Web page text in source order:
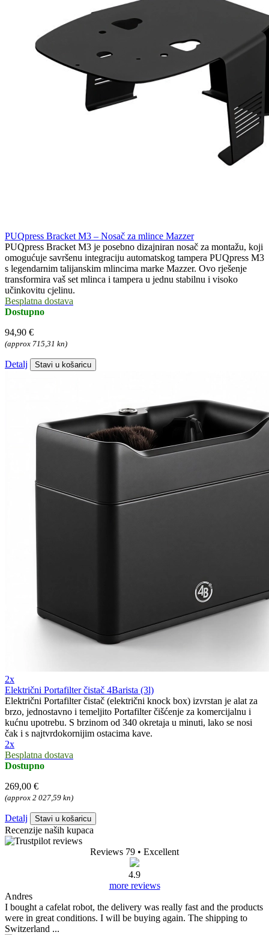
PUQpress Bracket M3 – Nosač za mlince Mazzer
PUQpress Bracket M3 je posebno dizajniran nosač za montažu, koji
omogućuje savršenu integraciju automatskog tampera PUQpress M3
s legendarnim talijanskim mlincima marke Mazzer. Ovo rješenje
transformira vaš set mlinca i tampera u jednu stabilnu i visoko
učinkovitu cjelinu.
Besplatna dostava
Dostupno
94,90 €
(approx 715,31 kn)
Detalj Stavi u košaricu
2x
Električni Portafilter čistač 4Barista (3l)
Električni Portafilter čistač (električni knock box) izvrstan je alat za
brzo, jednostavno i temeljito Portafilter čišćenje za komercijalnu i
kućnu upotrebu. S brzinom od 340 okretaja u minuti, lako se nosi
čak i s najtvrdokornijim ostacima kave.
2x
Besplatna dostava
Dostupno
269,00 €
(approx 2 027,59 kn)
Detalj Stavi u košaricu
Recenzije naših kupaca
Reviews 79 • Excellent
4.9
more reviews
Andres
I bought a cafelat robot, the delivery was really fast and the products
were in great conditions. I will be buying again. The shipping to
Switzerland ...